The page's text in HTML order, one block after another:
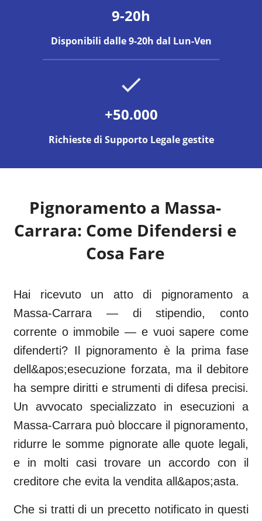
9-20h
Disponibili dalle 9-20h dal Lun-Ven
+50.000
Richieste di Supporto Legale gestite
Pignoramento a Massa-
Carrara: Come Difendersi e
Cosa Fare
Hai ricevuto un atto di pignoramento a
Massa-Carrara — di stipendio, conto
corrente o immobile — e vuoi sapere come
difenderti? Il pignoramento è la prima fase
dell&apos;esecuzione forzata, ma il debitore
ha sempre diritti e strumenti di difesa precisi.
Un avvocato specializzato in esecuzioni a
Massa-Carrara può bloccare il pignoramento,
ridurre le somme pignorate alle quote legali,
e in molti casi trovare un accordo con il
creditore che evita la vendita all&apos;asta.
Che si tratti di un precetto notificato in questi